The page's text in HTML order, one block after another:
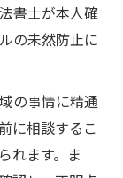
書士が本人確
の未然防止に
の事情に精通
に相談するこ
れます。ま